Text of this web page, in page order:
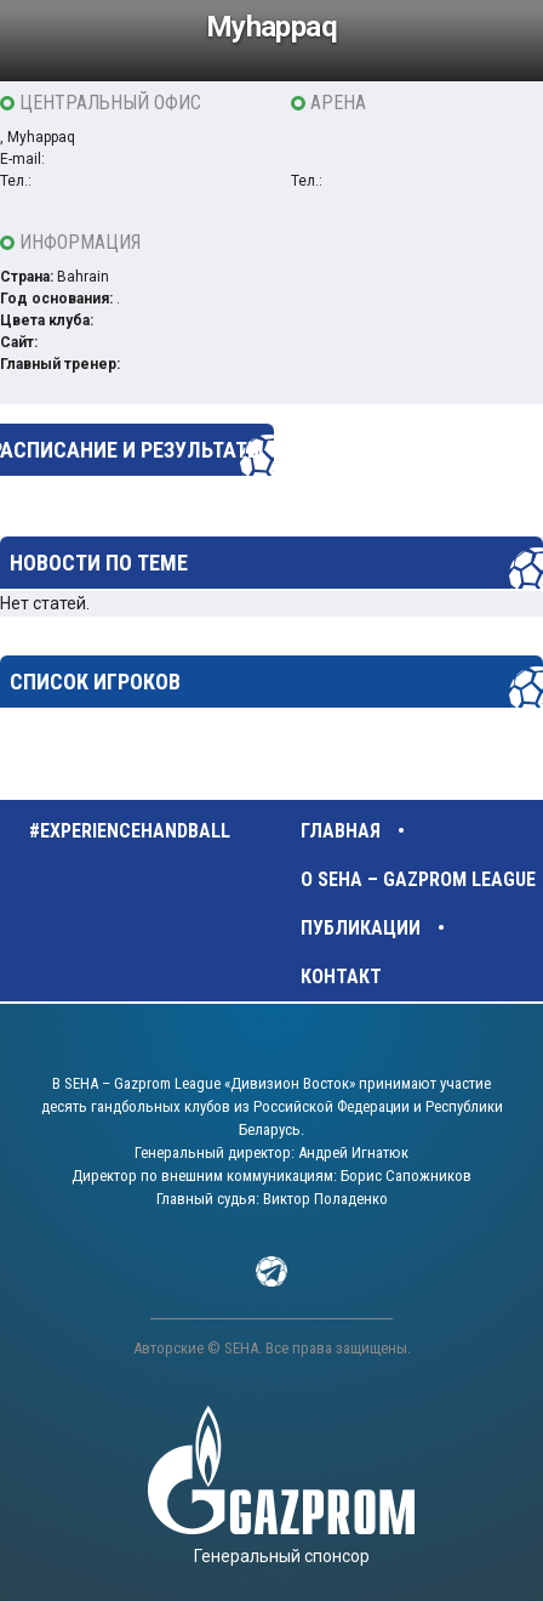
Муhарраq
ЦЕНТРАЛЬНЫЙ ОФИС
, Муhарраq
E-mail:
Тел.:
АРЕНА
Тел.:
ИНФОРМАЦИЯ
Страна: Bahrain
Год основания: .
Цвета клуба:
Сайт:
Главный тренер:
И РЕЗУЛЬТАТЫ
НОВОСТИ ПО ТЕМЕ
Нет статей.
СПИСОК ИГРОКОВ
#EXPERIENCEHANDBALL ГЛАВНАЯ
О SEHA – GAZPROM LEAGUE
ПУБЛИКАЦИИ
КОНТАКТ
В SEHA – Gazprom League «Дивизион Восток» принимают участие
десять гандбольных клубов из Российской Федерации и Республики
Беларусь.
Генеральный директор: Андрей Игнатюк
Директор по внешним коммуникациям: Борис Сапожников
Главный судья: Виктор Поладенко
Авторские © SEHA. Все права защищены.
Генеральный спонсор